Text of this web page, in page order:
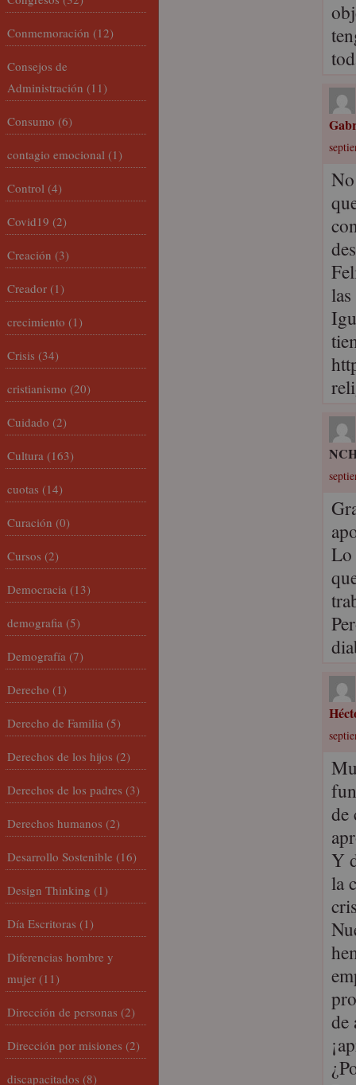
Lo
de
Y
la
de
Conmemoración (12)
Consejos de
Administración (11)
Consumo (6)
contagio emocional (1)
Control (4)
Covid19 (2)
Creación (3)
Creador (1)
crecimiento (1)
Crisis (34)
cristianismo (20)
Cuidado (2)
Cultura (163)
cuotas (14)
Curación (0)
Cursos (2)
Democracia (13)
demografia (5)
Demografía (7)
Derecho (1)
Derecho de Familia (5)
Derechos de los hijos (2)
Derechos de los padres (3)
Derechos humanos (2)
Desarrollo Sostenible (16)
Design Thinking (1)
Día Escritoras (1)
Diferencias hombre y
mujer (11)
Dirección de personas (2)
Dirección por misiones (2)
discapacitados (8)